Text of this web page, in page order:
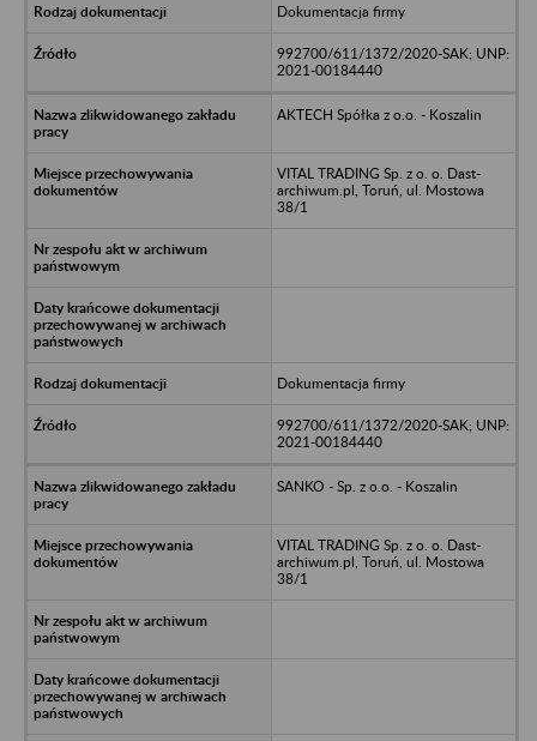
Dokumentacja firmy
992700/611/1372/2020-SAK; UNP:
2021-00184440
AKTECH Spółka z o.o. - Koszalin
VITAL TRADING Sp. z o. o. Dast-
archiwum.pl, Toruń, ul. Mostowa
38/1
Dokumentacja firmy
992700/611/1372/2020-SAK; UNP:
2021-00184440
SANKO - Sp. z o.o. - Koszalin
VITAL TRADING Sp. z o. o. Dast-
archiwum.pl, Toruń, ul. Mostowa
38/1